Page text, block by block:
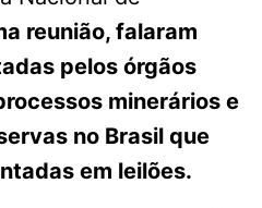
reunião, falaram
pelos órgãos
minerários e
no Brasil que
em leilões.